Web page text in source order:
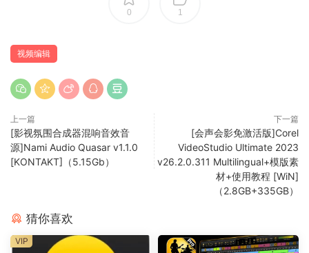
原文介绍：
DaVinci Resolve 16 is the world’s only solution that
combines professional 8K editing, color correction, visual
effects and audio post production all in one software tool!
You can instantly move between editing, color, effects, and
audio with a single click. DaVinci Resolve Studio is also the
0 1
视频编辑
上一篇
[影视氛围合成器混响音效音
源]Nami Audio Quasar v1.1.0
[KONTAKT]（5.15Gb）
下一篇
[会声会影免激活版]Corel
VideoStudio Ultimate 2023
v26.2.0.311 Multilingual+模版素
材+使用教程 [WiN]
（2.8GB+335GB）
猜你喜欢
VIP